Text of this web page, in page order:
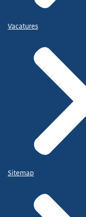
Vacatures
Sitemap